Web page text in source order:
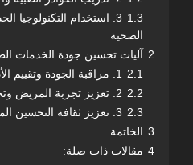
1.3
3. استخدام التكنولوجيا
الصحية
2 آليات تحسين جودة الخدمات
2.1
1. مراقبة الجودة وتقييم الأداء بشكل مستمر
2.2 2. تعزيز تجربة المريض وتحقيق رضا المستفيدين
2.3 3. تعزيز ثقافة التحسين المستمر والجودة المستدامة
3 الخاتمة
4 مقالات ذات صلة: